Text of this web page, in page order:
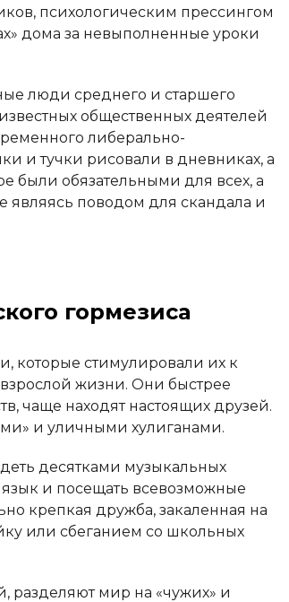
психологическим прессингом
дома за невыполненные уроки
люди среднего и старшего
общественных деятелей
либерально-
и тучки рисовали в дневниках, а
были обязательными для всех, а
являясь поводом для скандала и
гормезиса
которые стимулировали их к
жизни. Они быстрее
чаще находят настоящих друзей.
и уличными хулиганами.
десятками музыкальных
и посещать всевозможные
крепкая дружба, закаленная на
или сбеганием со школьных
разделяют мир на «чужих» и